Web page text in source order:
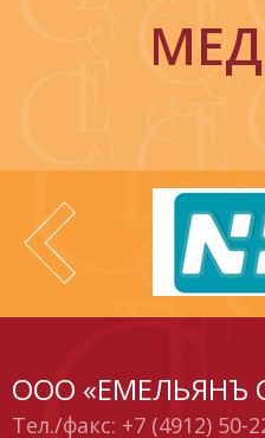
ООО «ЕМЕЛЬЯНЪ
Тел./факс: +7 (4912) 50-